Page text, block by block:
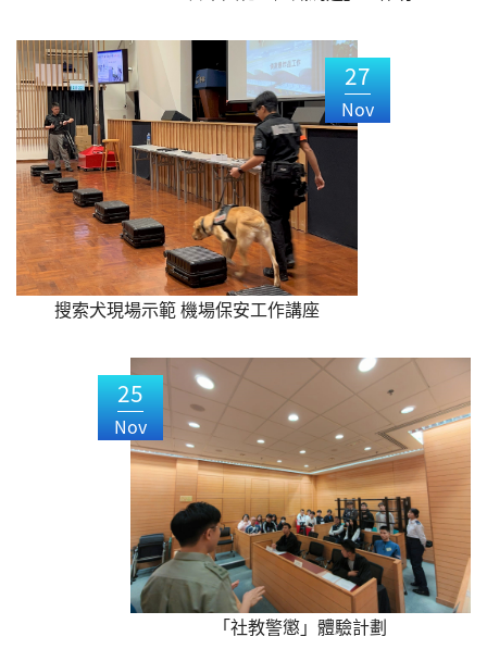
27
Nov
搜索犬現場示範 機場保安工作講座
25
Nov
「社教警懲」體驗計劃